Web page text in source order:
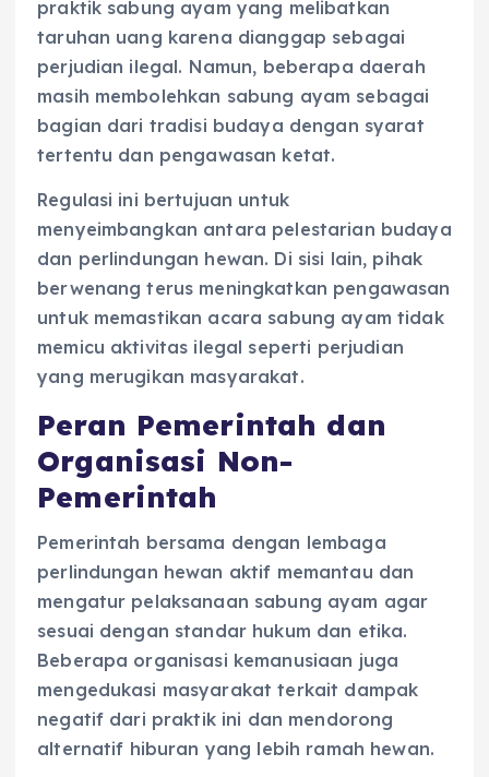
praktik sabung ayam yang melibatkan
taruhan uang karena dianggap sebagai
perjudian ilegal. Namun, beberapa daerah
masih membolehkan sabung ayam sebagai
bagian dari tradisi budaya dengan syarat
tertentu dan pengawasan ketat.
Regulasi ini bertujuan untuk
menyeimbangkan antara pelestarian budaya
dan perlindungan hewan. Di sisi lain, pihak
berwenang terus meningkatkan pengawasan
untuk memastikan acara sabung ayam tidak
memicu aktivitas ilegal seperti perjudian
yang merugikan masyarakat.
Peran Pemerintah dan
Organisasi Non-
Pemerintah
Pemerintah bersama dengan lembaga
perlindungan hewan aktif memantau dan
mengatur pelaksanaan sabung ayam agar
sesuai dengan standar hukum dan etika.
Beberapa organisasi kemanusiaan juga
mengedukasi masyarakat terkait dampak
negatif dari praktik ini dan mendorong
alternatif hiburan yang lebih ramah hewan.